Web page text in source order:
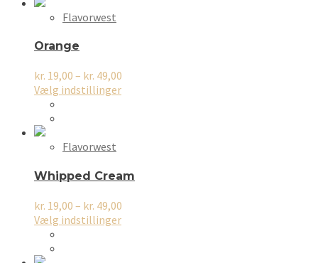
Flavorwest
Orange
kr. 19,00 – kr. 49,00
Vælg indstillingerDette
kan
på
varesiden
Flavorwest
Whipped Cream
kr. 19,00 – kr. 49,00
Vælg indstillingerDette